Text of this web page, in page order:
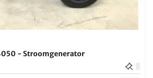
- Stroomgenerator